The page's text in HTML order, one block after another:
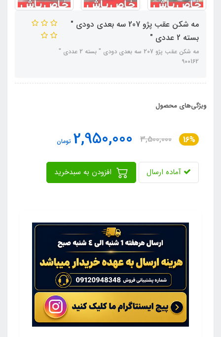
مه شکن عقب پژو 207 سه بعدی دودی "
بسته 2 عددی "
مه شکن عقب پژو 207 سه بعدی دودی " بسته 2 عددی "
900162
ویژگی‌های محصول
16%
3,500,000
2,950,000 تومان
آماده ارسال